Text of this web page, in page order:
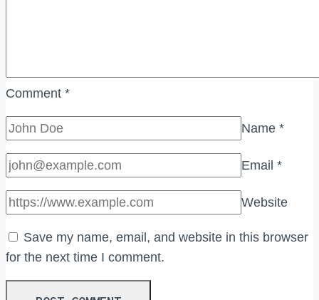
Comment *
Name *
Email *
Website
Save my name, email, and website in this browser
for the next time I comment.